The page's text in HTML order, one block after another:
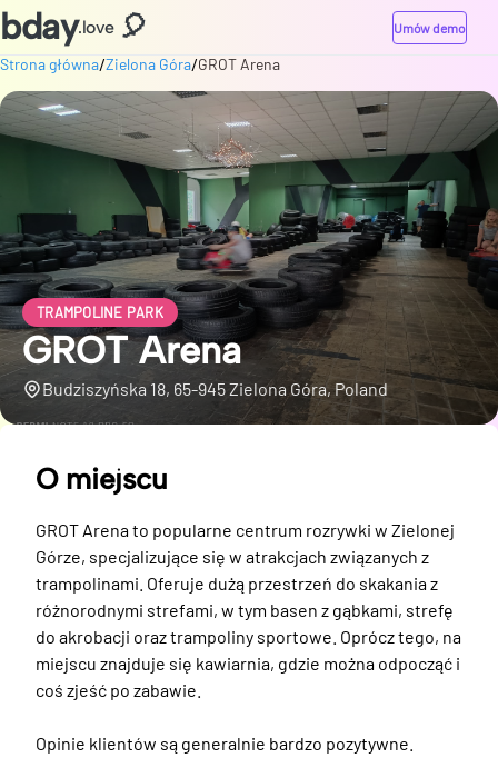
bday.love 🎈 Umów demo
Strona główna/Zielona Góra/GROT Arena
TRAMPOLINE PARK
GROT Arena
Budziszyńska 18, 65-945 Zielona Góra, Poland
O miejscu
GROT Arena to popularne centrum rozrywki w Zielonej
Górze, specjalizujące się w atrakcjach związanych z
trampolinami. Oferuje dużą przestrzeń do skakania z
różnorodnymi strefami, w tym basen z gąbkami, strefę
do akrobacji oraz trampoliny sportowe. Oprócz tego, na
miejscu znajduje się kawiarnia, gdzie można odpocząć i
coś zjeść po zabawie.
Opinie klientów są generalnie bardzo pozytywne.